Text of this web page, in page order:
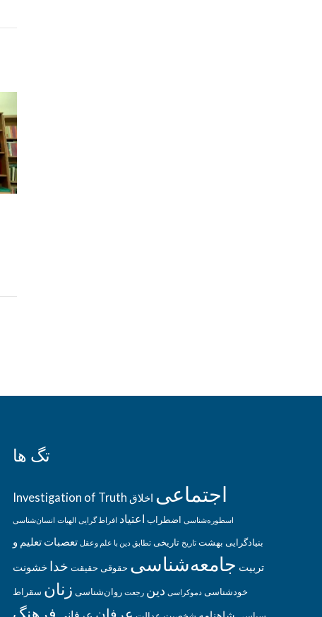
تگ ها
Investigation of Truth اجتماعی اخلاق
اسطوره‌‌شناسی اضطراب اعتیاد افراط گرایی الهیات انسان‌شناسی
بنیادگرایی بهشت تاریخ تاریخی تطابق دین با علم وعقل تعصبات تعلیم و
تربیت جامعه‌شناسی حقوقی حقیقت خدا خشونت
خودشناسی دموکراسی دین رجعت روان‌شناسی زنان سقراط
عرفان